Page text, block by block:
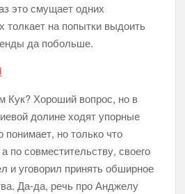
это смущает одних
толкает на попытки выдоить
да побольше.
Кук? Хороший вопрос, но в
долине ходят упорные
понимает, но только что
по совместительству, своего
и уговорил принять обширное
Да-да, речь про Анджелу